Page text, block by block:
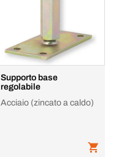
Supporto base
regolabile
Acciaio (zincato a caldo)